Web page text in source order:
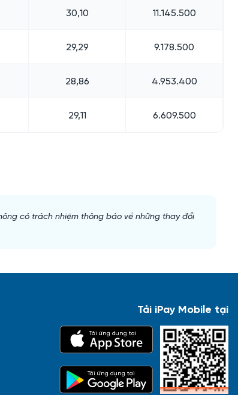
30,10 11.145.500
29,29 9.178.500
28,86 4.953.400
29,11 6.609.500
có trách nhiệm thông báo về những thay đổi
Tải iPay Mobile tại
Tải ứng dụng tại
Tải ứng dụng tại